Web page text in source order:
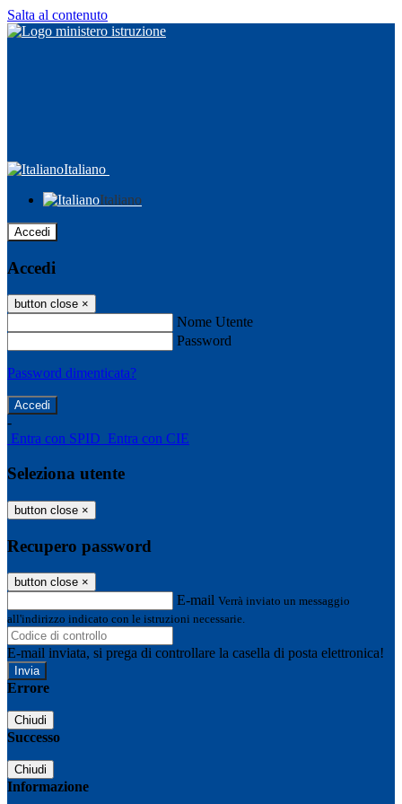
Salta al contenuto
Italiano
Italiano
Accedi
Accedi
button close ×
Nome Utente
Password
Password dimenticata?
-
Entra con SPID Entra con CIE
Seleziona utente
button close ×
Recupero password
button close ×
E-mail Verrà inviato un messaggio
all'indirizzo indicato con le istruzioni necessarie.
E-mail inviata, si prega di controllare la casella di posta elettronica!
Errore
Chiudi
Successo
Chiudi
Informazione